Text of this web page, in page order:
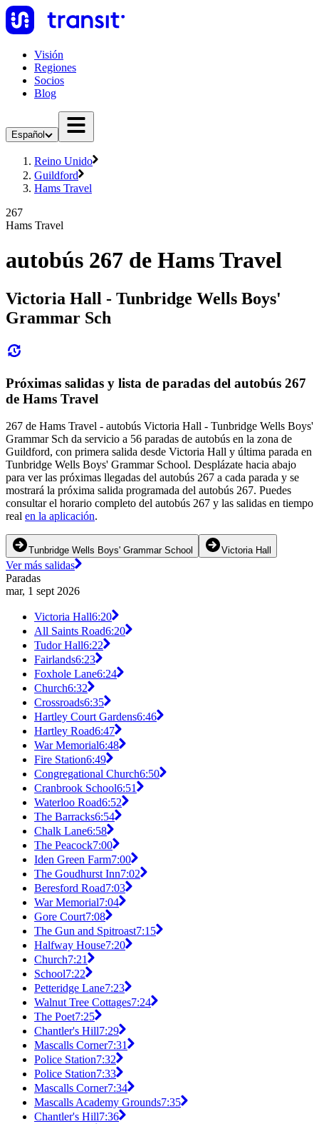
Visión
Regiones
Socios
Blog
Español
Reino Unido
Guildford
Hams Travel
267
Hams Travel
autobús 267 de Hams Travel
Victoria Hall - Tunbridge Wells Boys'
Grammar Sch
Próximas salidas y lista de paradas del autobús 267
de Hams Travel
267 de Hams Travel - autobús Victoria Hall - Tunbridge Wells Boys'
Grammar Sch da servicio a 56 paradas de autobús en la zona de
Guildford, con primera salida desde Victoria Hall y última parada en
Tunbridge Wells Boys' Grammar School. Desplázate hacia abajo
para ver las próximas llegadas del autobús 267 a cada parada y se
mostrará la próxima salida programada del autobús 267. Puedes
consultar el horario completo del autobús 267 y las salidas en tiempo
real en la aplicación.
Tunbridge Wells Boys' Grammar School Victoria Hall
Ver más salidas
Paradas
mar, 1 sept 2026
Victoria Hall6:20
All Saints Road6:20
Tudor Hall6:22
Fairlands6:23
Foxhole Lane6:24
Church6:32
Crossroads6:35
Hartley Court Gardens6:46
Hartley Road6:47
War Memorial6:48
Fire Station6:49
Congregational Church6:50
Cranbrook School6:51
Waterloo Road6:52
The Barracks6:54
Chalk Lane6:58
The Peacock7:00
Iden Green Farm7:00
The Goudhurst Inn7:02
Beresford Road7:03
War Memorial7:04
Gore Court7:08
The Gun and Spitroast7:15
Halfway House7:20
Church7:21
School7:22
Petteridge Lane7:23
Walnut Tree Cottages7:24
The Poet7:25
Chantler's Hill7:29
Mascalls Corner7:31
Police Station7:32
Police Station7:33
Mascalls Corner7:34
Mascalls Academy Grounds7:35
Chantler's Hill7:36